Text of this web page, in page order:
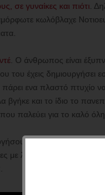
σε γυναίκες και πιότι.
αμόρφωτε κωλόβλαχε
. Ο άνθρωπος είναι
έχεις δημιουργήσει
ενα πλαστό πτυχίο
βγήκε και το ίδιο το
παλεύει για το καλό
ότι ο
λογική. Και μάλιστα